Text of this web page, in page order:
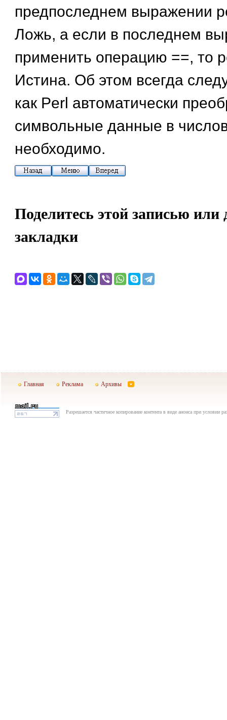
предпоследнем выражении
Ложь, а если в последнем
применить операцию ==, то
Истина. Об этом всегда
как Perl автоматически
символьные данные в
необходимо.
Поделитесь этой записью или
закладки
Главная Реклама Архивы
Разрешается частичное копирование контента в виде анонса при условии